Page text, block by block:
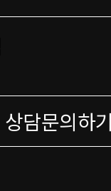
상담문의하